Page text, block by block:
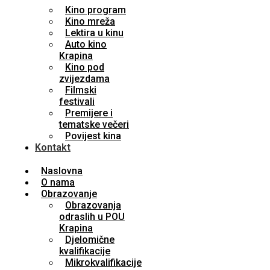
Kino program
Kino mreža
Lektira u kinu
Auto kino
Krapina
Kino pod
zvijezdama
Filmski
festivali
Premijere i
tematske večeri
Povijest kina
Kontakt
Naslovna
O nama
Obrazovanje
Obrazovanja
odraslih u POU
Krapina
Djelomične
kvalifikacije
Mikrokvalifikacije